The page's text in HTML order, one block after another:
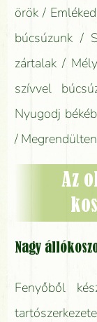
örök /
búcsúzunk /
zártalak /
szívvel
Nyugodj
/
Az
Nagy
Fenyőből